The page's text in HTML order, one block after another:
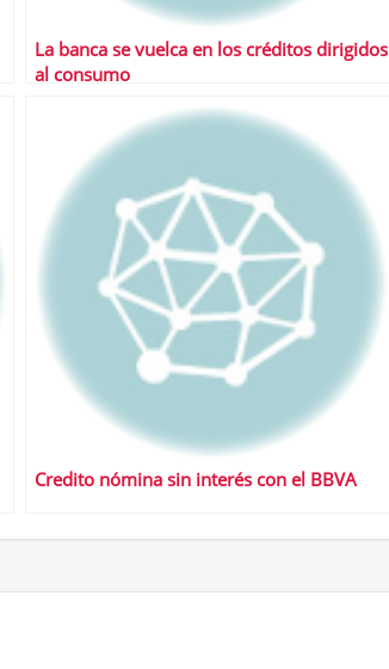
La banca se vuelca en los créditos dirigidos
al consumo
Credito nómina sin interés con el BBVA